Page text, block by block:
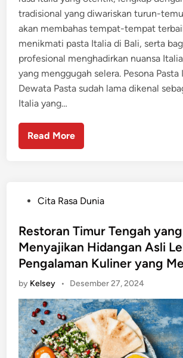
tradisional yang diwariskan turun-
akan membahas tempat-tempat
menikmati pasta Italia di Bali, serta
profesional menghadirkan nuansa
yang menggugah selera. Pesona Pasta
Dewata Pasta sudah lama dikenal
Italia yang…
Read More
s
t
e
i
n
Cita Rasa Dunia
Restoran Timur Tengah yang
Menyajikan Hidangan Asli
Pengalaman Kuliner yang
by Kelsey • Desember 27, 2024